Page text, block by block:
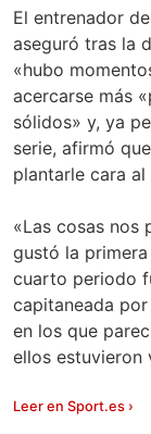
El entrenador
aseguró tras la
«hubo
acercarse más
sólidos» y, ya
serie, afirmó
plantarle cara al
«Las cosas nos
gustó la
cuarto periodo
capitaneada
en los que
ellos estuvieron
Leer en Sport.es ›